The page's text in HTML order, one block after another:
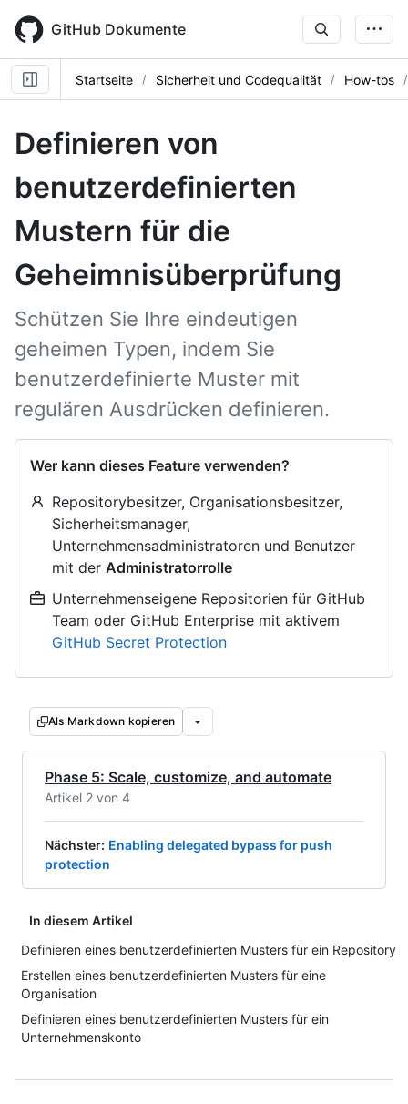
main
content
GitHub Dokumente
Startseite Sicherheit und Codequalität How-tos
Definieren von
benutzerdefinierten
Mustern für die
Geheimnisüberprüfung
Schützen Sie Ihre eindeutigen
geheimen Typen, indem Sie
benutzerdefinierte Muster mit
regulären Ausdrücken definieren.
Wer kann dieses Feature verwenden?
Repositorybesitzer, Organisationsbesitzer,
Sicherheitsmanager,
Unternehmensadministratoren und Benutzer
mit der Administratorrolle
Unternehmenseigene Repositorien für GitHub
Team oder GitHub Enterprise mit aktivem
GitHub Secret Protection
Als Markdown kopieren
Phase 5: Scale, customize, and automate
Artikel 2 von 4
Nächster: Enabling delegated bypass for push
protection
In diesem Artikel
Definieren eines benutzerdefinierten Musters für ein Repository
Erstellen eines benutzerdefinierten Musters für eine
Organisation
Definieren eines benutzerdefinierten Musters für ein
Unternehmenskonto